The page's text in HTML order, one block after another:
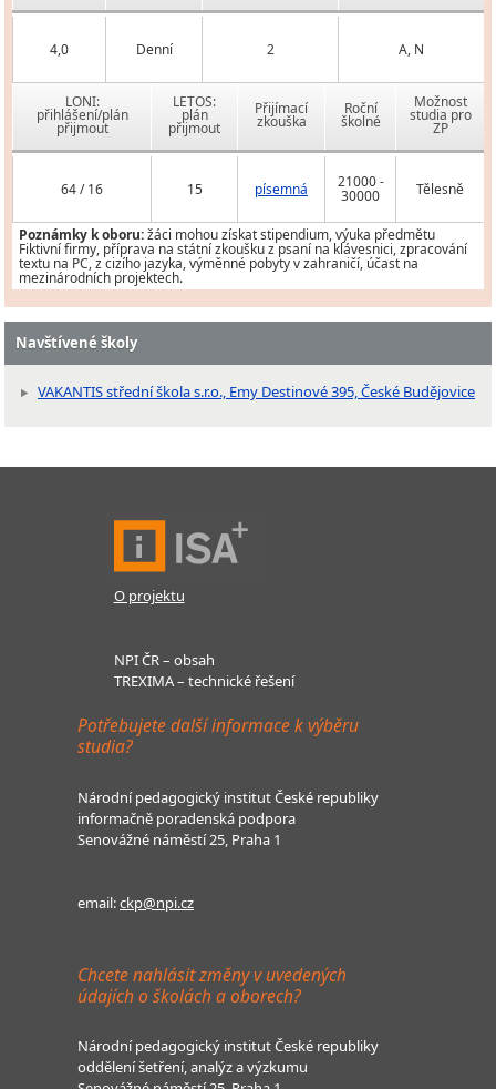
4,0 Denní 2 A, N
LONI:
přihlášení/plán
přijmout
LETOS:
plán
přijmout
Přijímací
zkouška
Roční
školné
Možnost
studia pro
ZP
64 / 16 15 písemná 21000 -
30000 Tělesně
Poznámky k oboru:žáci mohou získat stipendium, výuka předmětu
Fiktivní firmy, příprava na státní zkoušku z psaní na klávesnici, zpracování
textu na PC, z cizího jazyka, výměnné pobyty v zahraničí, účast na
mezinárodních projektech.
Navštívené školy
VAKANTIS střední škola s.r.o., Emy Destinové 395, České Budějovice
O projektu
NPI ČR – obsah
TREXIMA – technické řešení
Potřebujete další informace k výběru
studia?
Národní pedagogický institut České republiky
informačně poradenská podpora
Senovážné náměstí 25, Praha 1
email:ckp@npi.cz
Chcete nahlásit změny v uvedených
údajích o školách a oborech?
Národní pedagogický institut České republiky
oddělení šetření, analýz a výzkumu